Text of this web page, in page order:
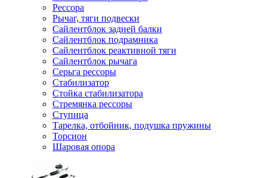
Рессора
Рычаг, тяги подвески
Сайлентблок задней балки
Сайлентблок подрамника
Сайлентблок реактивной тяги
Сайлентблок рычага
Серьга рессоры
Стабилизатор
Стойка стабилизатора
Стремянка рессоры
Ступица
Тарелка, отбойник, подушка пружины
Торсион
Шаровая опора